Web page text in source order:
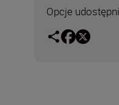
Opcje